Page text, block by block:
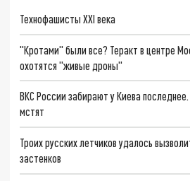
Технофашисты XXI века
"Кротами" были все? Теракт в центре
охотятся "живые дроны"
ВКС России забирают у Киева
мстят
Троих русских летчиков удалось
застенков